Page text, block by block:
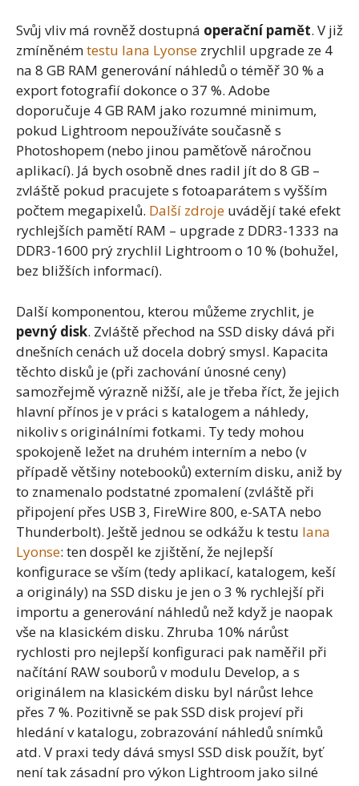
Svůj vliv má rovněž dostupná operační pamět. V již
zmíněnémtestu Iana Lyonse zrychlil upgrade ze 4
na 8 GB RAM generování náhledů o téměř 30 % a
export fotografií dokonce o 37 %. Adobe
doporučuje 4 GB RAM jako rozumné minimum,
pokud Lightroom nepoužíváte současně s
Photoshopem (nebo jinou paměťově náročnou
aplikací). Já bych osobně dnes radil jít do 8 GB –
zvláště pokud pracujete s fotoaparátem s vyšším
počtem megapixelů. Další zdroje uvádějí také efekt
rychlejších pamětí RAM – upgrade z DDR3-1333 na
DDR3-1600 prý zrychlil Lightroom o 10 % (bohužel,
bez bližších informací).
Další komponentou, kterou můžeme zrychlit, je
pevný disk. Zvláště přechod na SSD disky dává při
dnešních cenách už docela dobrý smysl. Kapacita
těchto disků je (při zachování únosné ceny)
samozřejmě výrazně nižší, ale je třeba říct, že jejich
hlavní přínos je v práci s katalogem a náhledy,
nikoliv s originálními fotkami. Ty tedy mohou
spokojeně ležet na druhém interním a nebo (v
případě většiny notebooků) externím disku, aniž by
to znamenalo podstatné zpomalení (zvláště při
připojení přes USB 3, FireWire 800, e-SATA nebo
Thunderbolt). Ještě jednou se odkážu k testu Iana
Lyonse: ten dospěl ke zjištění, že nejlepší
konfigurace se vším (tedy aplikací, katalogem, keší
a originály) na SSD disku je jen o 3 % rychlejší při
importu a generování náhledů než když je naopak
vše na klasickém disku. Zhruba 10% nárůst
rychlosti pro nejlepší konfiguraci pak naměřil při
načítání RAW souborů v modulu Develop, a s
originálem na klasickém disku byl nárůst lehce
přes 7 %. Pozitivně se pak SSD disk projeví při
hledání v katalogu, zobrazování náhledů snímků
atd. V praxi tedy dává smysl SSD disk použít, byť
není tak zásadní pro výkon Lightroom jako silné